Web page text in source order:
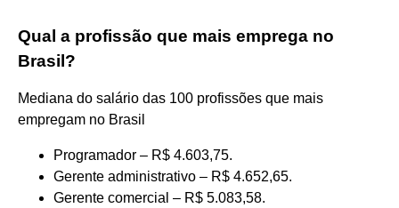
Qual a profissão que mais emprega no
Brasil?
Mediana do salário das 100 profissões que mais
empregam no Brasil
Programador – R$ 4.603,75.
Gerente administrativo – R$ 4.652,65.
Gerente comercial – R$ 5.083,58.